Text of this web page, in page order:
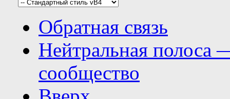
Обратная связь
Нейтральная полоса
сообщество